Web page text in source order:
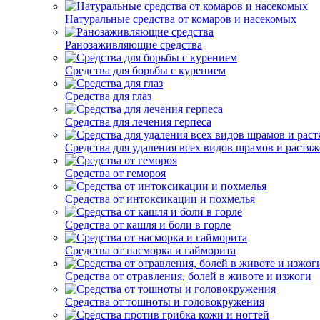
Натуральные средства от комаров и насекомых
Ранозаживляющие средства
Средства для борьбы с курением
Средства для глаз
Средства для лечения герпеса
Средства для удаления всех видов шрамов и
Средства от гемороя
Средства от интоксикации и похмелья
Средства от кашля и боли в горле
Средства от насморка и гайморита
Средства от отравления, болей в животе и изжоги
Средства от тошноты и головокружения